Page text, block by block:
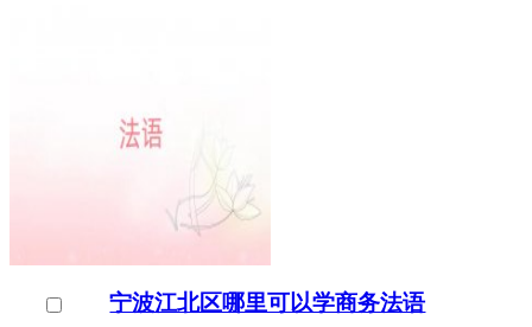
宁波江北区哪里可以学商务法语